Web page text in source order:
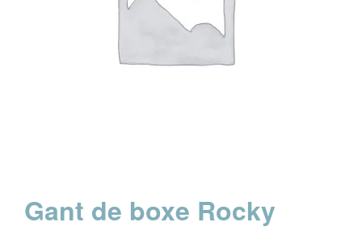
Gant de boxe Rocky